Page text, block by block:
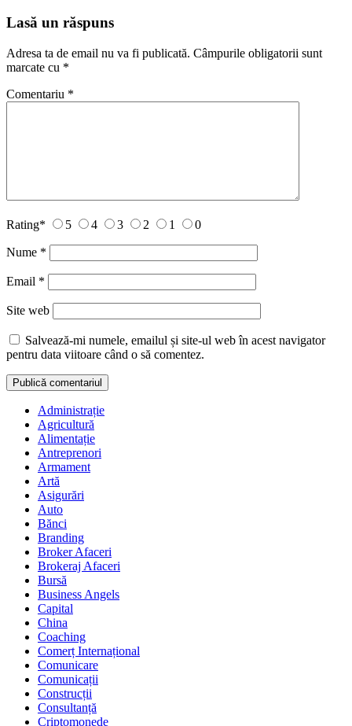
Lasă un răspuns
Adresa ta de email nu va fi publicată. Câmpurile obligatorii sunt
marcate cu *
Comentariu *
Rating* 5 4 3 2 1 0
Nume *
Email *
Site web
Salvează-mi numele, emailul și site-ul web în acest navigator
pentru data viitoare când o să comentez.
Administrație
Agricultură
Alimentație
Antreprenori
Armament
Artă
Asigurări
Auto
Bănci
Branding
Broker Afaceri
Brokeraj Afaceri
Bursă
Business Angels
Capital
China
Coaching
Comerț Internațional
Comunicare
Comunicații
Construcții
Consultanță
Criptomonede